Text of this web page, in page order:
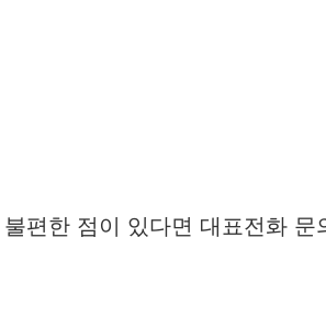
편한 점이 있다면 대표전화 문